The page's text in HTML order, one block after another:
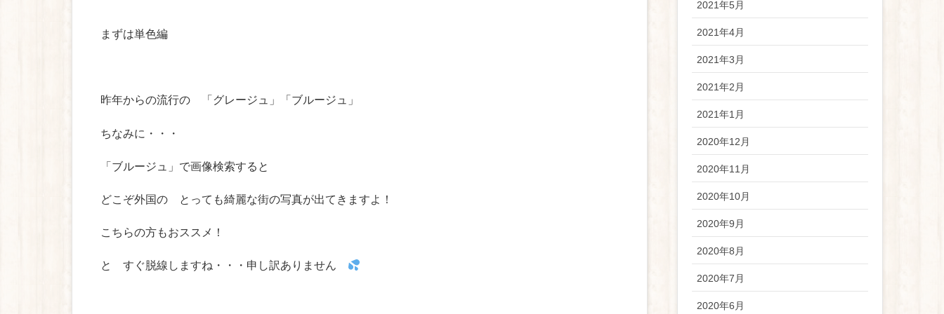
まずは単色編
昨年からの流行の 「グレージュ」「ブルージュ」
ちなみに・・・
「ブルージュ」で画像検索すると
どこぞ外国の とっても綺麗な街の写真が出てきますよ！
こちらの方もおススメ！
と すぐ脱線しますね・・・申し訳ありません
2021年5月
2021年4月
2021年3月
2021年2月
2021年1月
2020年12月
2020年11月
2020年10月
2020年9月
2020年8月
2020年7月
2020年6月